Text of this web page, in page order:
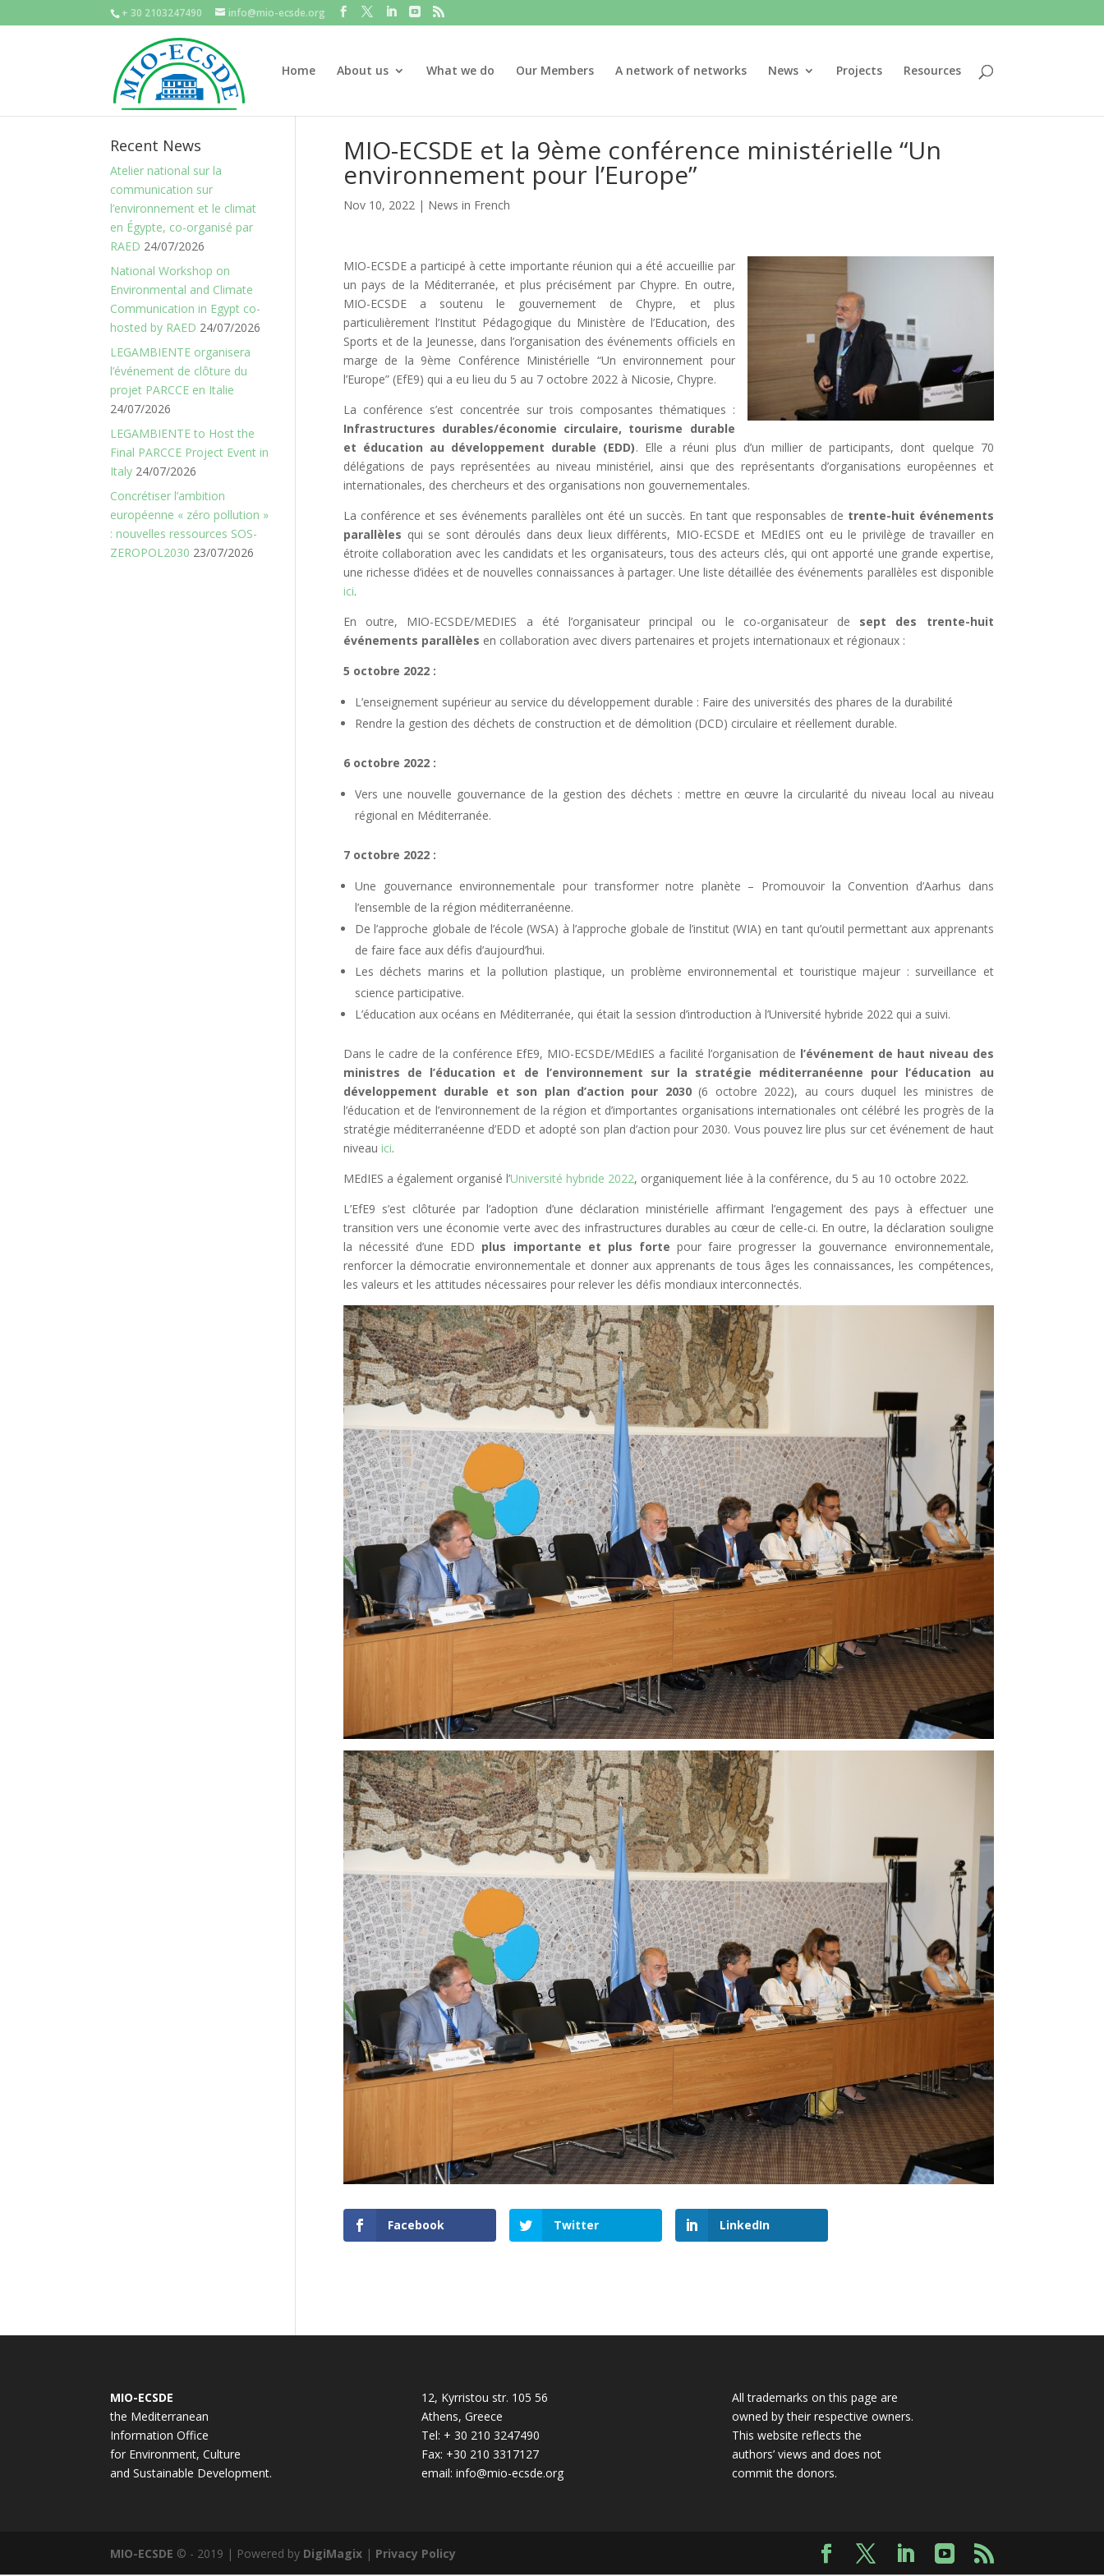
+ 30 2103247490 info@mio-ecsde.org
Home About us What we do Our Members A network of networks News Projects Resources
MIO-ECSDE et la 9ème conférence ministérielle “Un
environnement pour l’Europe”
Nov 10, 2022| News in French
MIO-ECSDE a participé à cette importante réunion qui a été accueillie par
un pays de la Méditerranée, et plus précisément par Chypre. En outre,
MIO-ECSDE a soutenu le gouvernement de Chypre, et plus
particulièrement l’Institut Pédagogique du Ministère de l’Education, des
Sports et de la Jeunesse, dans l’organisation des événements officiels en
marge de la 9ème Conférence Ministérielle “Un environnement pour
l’Europe” (EfE9) qui a eu lieu du 5 au 7 octobre 2022 à Nicosie, Chypre.
La conférence s’est concentrée sur trois composantes thématiques :
Infrastructures durables/économie circulaire, tourisme durable
et éducation au développement durable (EDD). Elle a réuni plus d’un millier de participants, dont quelque 70
délégations de pays représentées au niveau ministériel, ainsi que des représentants d’organisations européennes et
internationales, des chercheurs et des organisations non gouvernementales.
La conférence et ses événements parallèles ont été un succès. En tant que responsables de trente-huit événements
parallèles qui se sont déroulés dans deux lieux différents, MIO-ECSDE et MEdIES ont eu le privilège de travailler en
étroite collaboration avec les candidats et les organisateurs, tous des acteurs clés, qui ont apporté une grande expertise,
une richesse d’idées et de nouvelles connaissances à partager. Une liste détaillée des événements parallèles est disponible
ici.
En outre, MIO-ECSDE/MEDIES a été l’organisateur principal ou le co-organisateur de sept des trente-huit
événements parallèles en collaboration avec divers partenaires et projets internationaux et régionaux :
5 octobre 2022 :
L’enseignement supérieur au service du développement durable : Faire des universités des phares de la durabilité
Rendre la gestion des déchets de construction et de démolition (DCD) circulaire et réellement durable.
6 octobre 2022 :
Vers une nouvelle gouvernance de la gestion des déchets : mettre en œuvre la circularité du niveau local au niveau
régional en Méditerranée.
7 octobre 2022 :
Une gouvernance environnementale pour transformer notre planète – Promouvoir la Convention d’Aarhus dans
l’ensemble de la région méditerranéenne.
De l’approche globale de l’école (WSA) à l’approche globale de l’institut (WIA) en tant qu’outil permettant aux apprenants
de faire face aux défis d’aujourd’hui.
Les déchets marins et la pollution plastique, un problème environnemental et touristique majeur : surveillance et
science participative.
L’éducation aux océans en Méditerranée, qui était la session d’introduction à l’Université hybride 2022 qui a suivi.
Dans le cadre de la conférence EfE9, MIO-ECSDE/MEdIES a facilité l’organisation de l’événement de haut niveau des
ministres de l’éducation et de l’environnement sur la stratégie méditerranéenne pour l’éducation au
développement durable et son plan d’action pour 2030(6 octobre 2022), au cours duquel les ministres de
l’éducation et de l’environnement de la région et d’importantes organisations internationales ont célébré les progrès de la
stratégie méditerranéenne d’EDD et adopté son plan d’action pour 2030. Vous pouvez lire plus sur cet événement de haut
niveau ici.
MEdIES a également organisé l’Université hybride 2022, organiquement liée à la conférence, du 5 au 10 octobre 2022.
L’EfE9 s’est clôturée par l’adoption d’une déclaration ministérielle affirmant l’engagement des pays à effectuer une
transition vers une économie verte avec des infrastructures durables au cœur de celle-ci. En outre, la déclaration souligne
la nécessité d’une EDD plus importante et plus forte pour faire progresser la gouvernance environnementale,
renforcer la démocratie environnementale et donner aux apprenants de tous âges les connaissances, les compétences,
les valeurs et les attitudes nécessaires pour relever les défis mondiaux interconnectés.
Facebook Twitter LinkedIn
Recent News
Atelier national sur la
communication sur
l’environnement et le climat
en Égypte, co-organisé par
RAED 24/07/2026
National Workshop on
Environmental and Climate
Communication in Egypt co-
hosted by RAED 24/07/2026
LEGAMBIENTE organisera
l’événement de clôture du
projet PARCCE en Italie
24/07/2026
LEGAMBIENTE to Host the
Final PARCCE Project Event in
Italy 24/07/2026
Concrétiser l’ambition
européenne « zéro pollution »
: nouvelles ressources SOS-
ZEROPOL2030 23/07/2026
MIO-ECSDE
the Mediterranean
Information Office
for Environment, Culture
and Sustainable Development.
12, Kyrristou str. 105 56
Athens, Greece
Tel: + 30 210 3247490
Fax: +30 210 3317127
email: info@mio-ecsde.org
All trademarks on this page are
owned by their respective owners.
This website reflects the
authors’ views and does not
commit the donors.
MIO-ECSDE © - 2019 | Powered by DigiMagix | Privacy Policy